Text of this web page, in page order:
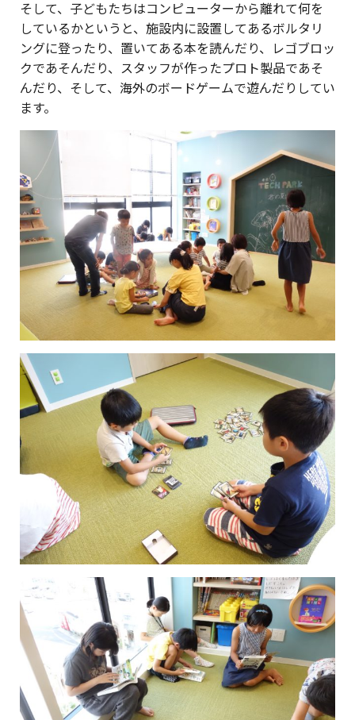
そして、子どもたちはコンピューターから離れて何を
しているかというと、施設内に設置してあるボルタリ
ングに登ったり、置いてある本を読んだり、レゴブロッ
クであそんだり、スタッフが作ったプロト製品であそ
んだり、そして、海外のボードゲームで遊んだりしてい
ます。